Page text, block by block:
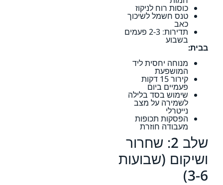
כוסות רוח לניקוז
טנס חשמל לשיכוך
כאב
תדירות: 2-3 פעמים
בשבוע
בבית:
מנוחה יחסית ליד
המושפעת
קירור 15 דקות
פעמיים ביום
שימוש בסד בלילה
לשמירה על מצב
נייטרלי
הפסקות תכופות
מעבודה חוזרת
שלב 2: שחרור
ושיקום (שבועות
3-6)